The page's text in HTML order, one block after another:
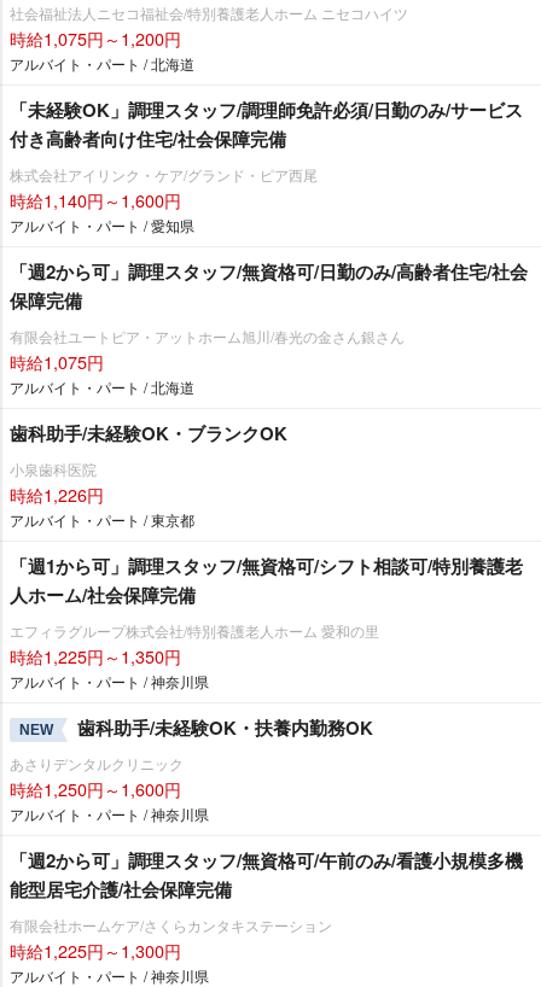
社会福祉法人ニセコ福祉会/特別養護老人ホーム ニセコハイツ
時給1,075円～1,200円
アルバイト・パート / 北海道
「未経験OK」調理スタッフ/調理師免許必須/日勤のみ/サービス
付き高齢者向け住宅/社会保障完備
株式会社アイリンク・ケア/グランド・ピア西尾
時給1,140円～1,600円
アルバイト・パート / 愛知県
「週2から可」調理スタッフ/無資格可/日勤のみ/高齢者住宅/社会
保障完備
有限会社ユートピア・アットホーム旭川/春光の金さん銀さん
時給1,075円
アルバイト・パート / 北海道
歯科助手/未経験OK・ブランクOK
小泉歯科医院
時給1,226円
アルバイト・パート / 東京都
「週1から可」調理スタッフ/無資格可/シフト相談可/特別養護老
人ホーム/社会保障完備
エフィラグループ株式会社/特別養護老人ホーム 愛和の里
時給1,225円～1,350円
アルバイト・パート / 神奈川県
NEW 歯科助手/未経験OK・扶養内勤務OK
あさりデンタルクリニック
時給1,250円～1,600円
アルバイト・パート / 神奈川県
「週2から可」調理スタッフ/無資格可/午前のみ/看護小規模多機
能型居宅介護/社会保障完備
有限会社ホームケア/さくらカンタキステーション
時給1,225円～1,300円
アルバイト・パート / 神奈川県